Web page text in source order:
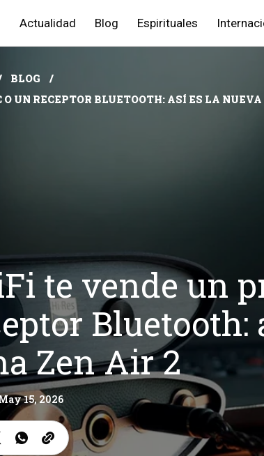
Actualidad Blog Espirituales
BLOG
UN RECEPTOR BLUETOOTH: ASÍ ES LA
te vende un
Bluetooth:
Zen Air 2
15, 2026